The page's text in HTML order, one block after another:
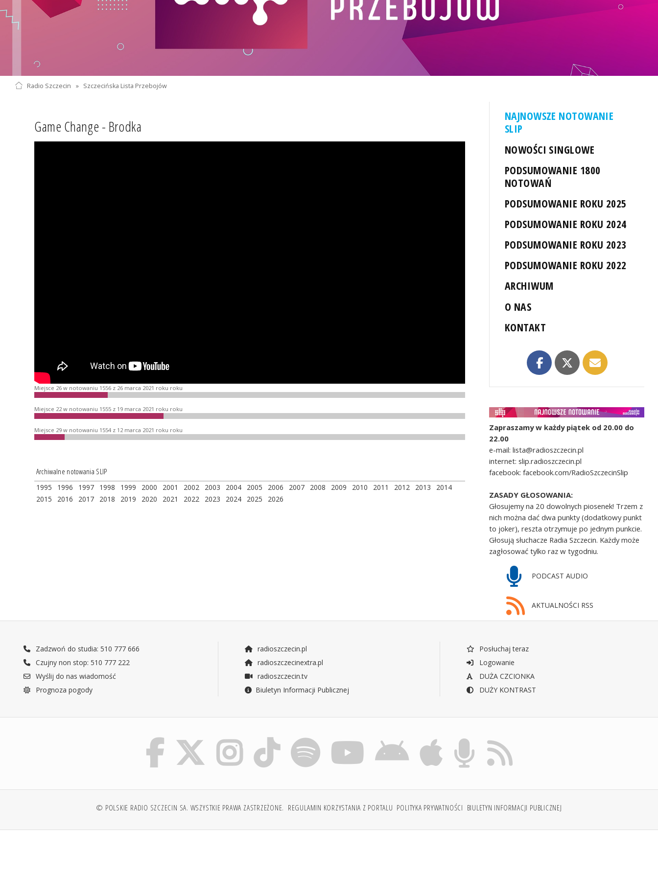
Radio Szczecin » Szczecińska Lista Przebojów
Game Change - Brodka
Miejsce 26 w notowaniu 1556 z 26 marca 2021 roku roku
Miejsce 22 w notowaniu 1555 z 19 marca 2021 roku roku
Miejsce 29 w notowaniu 1554 z 12 marca 2021 roku roku
Archiwalne notowania SLIP
1995 1996 1997 1998 1999 2000 2001 2002 2003 2004 2005 2006 2007 2008 2009 2010 2011 2012 2013
2014
2015
2016 2017 2018 2019 2020 2021 2022 2023 2024 2025 2026
NAJNOWSZE NOTOWANIE
SLIP
NOWOŚCI SINGLOWE
PODSUMOWANIE 1800
NOTOWAŃ
PODSUMOWANIE ROKU 2025
PODSUMOWANIE ROKU 2024
PODSUMOWANIE ROKU 2023
PODSUMOWANIE ROKU 2022
ARCHIWUM
O NAS
KONTAKT
Zapraszamy w każdy piątek od 20.00 do
22.00
e-mail: lista@radioszczecin.pl
internet: slip.radioszczecin.pl
facebook: facebook.com/RadioSzczecinSlip
ZASADY GŁOSOWANIA:
Głosujemy na 20 dowolnych piosenek! Trzem z
nich można dać dwa punkty (dodatkowy punkt
to joker), reszta otrzymuje po jednym punkcie.
Głosują słuchacze Radia Szczecin. Każdy może
zagłosować tylko raz w tygodniu.
PODCAST AUDIO
AKTUALNOŚCI RSS
Zadzwoń do studia: 510 777 666
Czujny non stop: 510 777 222
Wyślij do nas wiadomość
Prognoza pogody
radioszczecin.pl
radioszczecinextra.pl
radioszczecin.tv
Biuletyn Informacji Publicznej
Posłuchaj teraz
Logowanie
DUŻA CZCIONKA
DUŻY KONTRAST
© POLSKIE RADIO SZCZECIN SA. WSZYSTKIE PRAWA ZASTRZEŻONE. REGULAMIN KORZYSTANIA Z PORTALU POLITYKA PRYWATNOŚCI BIULETYN INFORMACJI PUBLICZNEJ